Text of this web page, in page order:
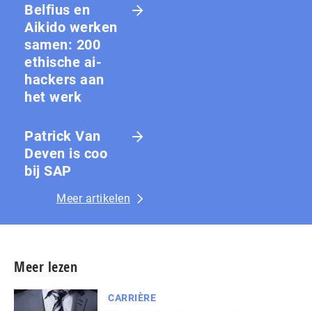
Belfius en
Aikido werken
samen: 200
ethische ai-
hackers aan
het werk
Patrick Van
Deven is coo
bij SAP
Meer artikelen
Meer lezen
CARRIÈRE